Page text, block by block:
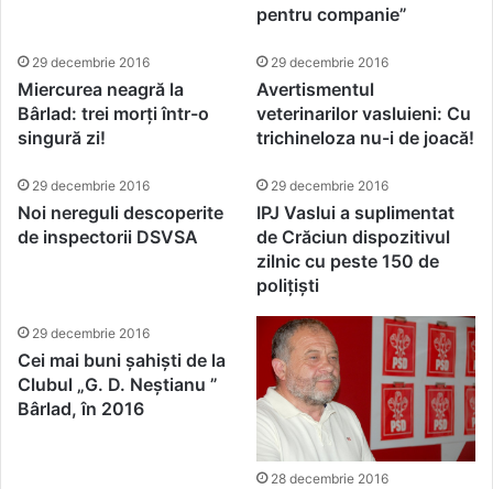
pentru companie”
29 decembrie 2016
Miercurea neagră la
Bârlad: trei morți într-o
singură zi!
29 decembrie 2016
Avertismentul
veterinarilor vasluieni: Cu
trichineloza nu-i de joacă!
29 decembrie 2016
Noi nereguli descoperite
de inspectorii DSVSA
29 decembrie 2016
IPJ Vaslui a suplimentat
de Crăciun dispozitivul
zilnic cu peste 150 de
polițiști
29 decembrie 2016
Cei mai buni șahiști de la
Clubul „G. D. Neștianu ”
Bârlad, în 2016
28 decembrie 2016